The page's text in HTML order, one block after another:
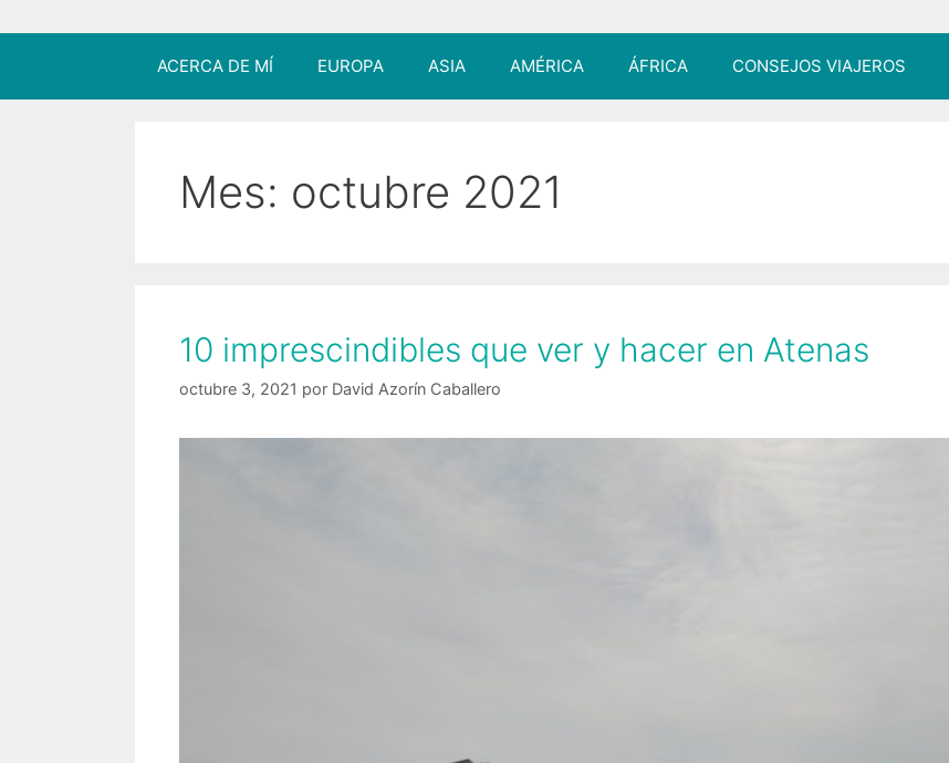
ACERCA DE MÍ EUROPA ASIA AMÉRICA ÁFRICA CONSEJOS VIAJEROS
Mes: octubre 2021
10 imprescindibles que ver y hacer en Atenas
octubre 3, 2021 por David Azorín Caballero